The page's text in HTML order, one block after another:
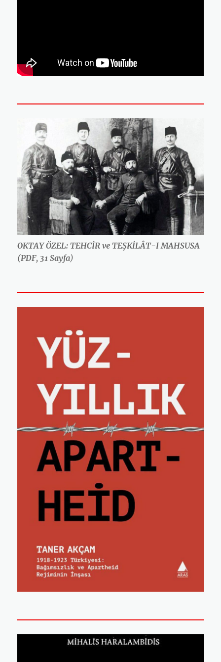
OKTAY ÖZEL: TEHCİR ve TEŞKİLÂT-I MAHSUSA
(PDF, 31 Sayfa)